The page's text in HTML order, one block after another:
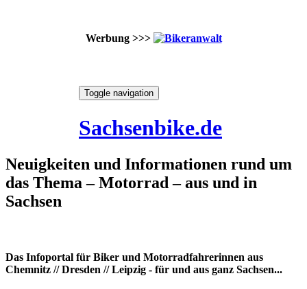
Werbung >>>
Toggle navigation
Sachsenbike.de
Neuigkeiten und Informationen rund um
das Thema – Motorrad – aus und in
Sachsen
Das Infoportal für Biker und Motorradfahrerinnen aus
Chemnitz // Dresden // Leipzig - für und aus ganz Sachsen...